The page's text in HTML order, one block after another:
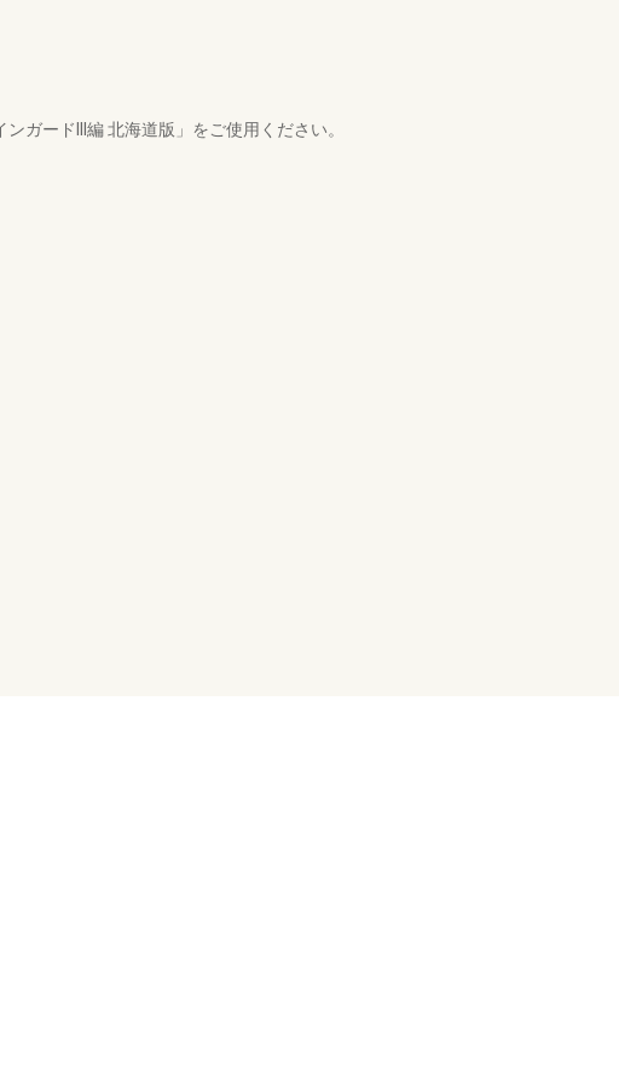
ガードIII編 北海道版」をご使用ください。